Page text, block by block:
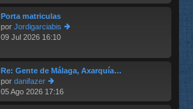
n
s
aj
e
últ
im
o
m
n
s
e
Porta matriculas
por Jordigarciabis
im
o
n
09 Jul 2026 16:10
Re: Gente de Málaga, Axarquía…
por danifazer
er
últ
05 Ago 2026 17:16